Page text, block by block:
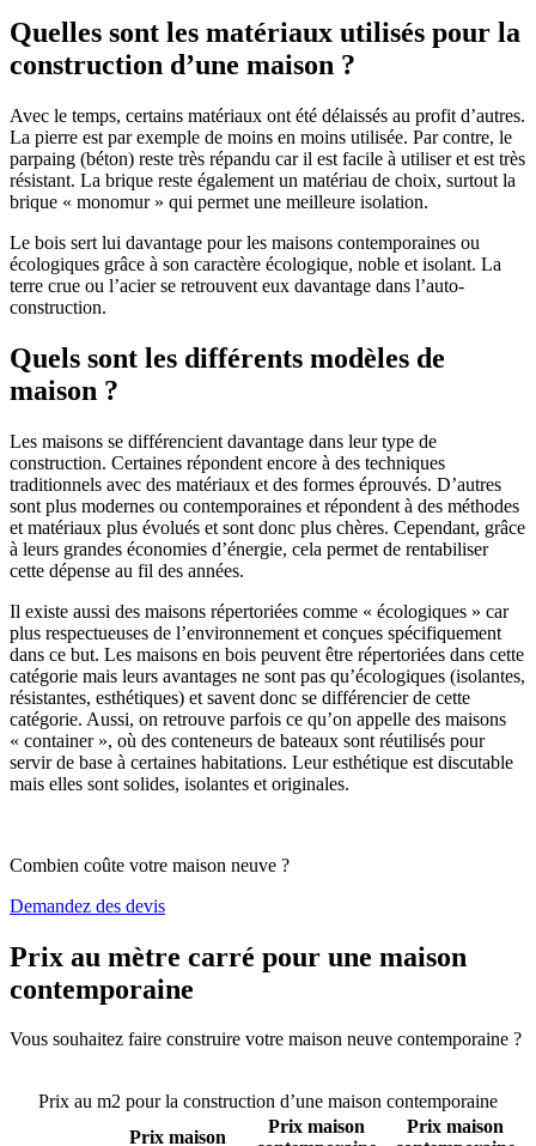
Quelles sont les matériaux utilisés pour la
construction d’une maison ?
Avec le temps, certains matériaux ont été délaissés au profit d’autres.
La pierre est par exemple de moins en moins utilisée. Par contre, le
parpaing (béton) reste très répandu car il est facile à utiliser et est très
résistant. La brique reste également un matériau de choix, surtout la
brique « monomur » qui permet une meilleure isolation.
Le bois sert lui davantage pour les maisons contemporaines ou
écologiques grâce à son caractère écologique, noble et isolant. La
terre crue ou l’acier se retrouvent eux davantage dans l’auto-
construction.
Quels sont les différents modèles de
maison ?
Les maisons se différencient davantage dans leur type de
construction. Certaines répondent encore à des techniques
traditionnels avec des matériaux et des formes éprouvés. D’autres
sont plus modernes ou contemporaines et répondent à des méthodes
et matériaux plus évolués et sont donc plus chères. Cependant, grâce
à leurs grandes économies d’énergie, cela permet de rentabiliser
cette dépense au fil des années.
Il existe aussi des maisons répertoriées comme « écologiques » car
plus respectueuses de l’environnement et conçues spécifiquement
dans ce but. Les maisons en bois peuvent être répertoriées dans cette
catégorie mais leurs avantages ne sont pas qu’écologiques (isolantes,
résistantes, esthétiques) et savent donc se différencier de cette
catégorie. Aussi, on retrouve parfois ce qu’on appelle des maisons
« container », où des conteneurs de bateaux sont réutilisés pour
servir de base à certaines habitations. Leur esthétique est discutable
mais elles sont solides, isolantes et originales.
Combien coûte votre maison neuve ?
Demandez des devis
Prix au mètre carré pour une maison
contemporaine
Vous souhaitez faire construire votre maison neuve contemporaine ?
Prix au m2 pour la construction d’une maison contemporaine
Prix maison
Prix maison
Prix maison